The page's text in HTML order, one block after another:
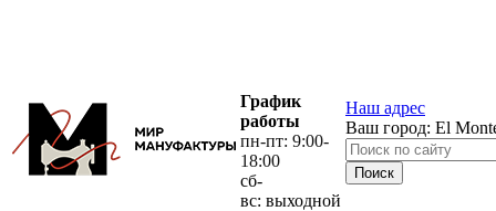
График
работы
пн-пт: 9:00-
18:00
сб-
вс: выходной
Наш адрес
Ваш город: El